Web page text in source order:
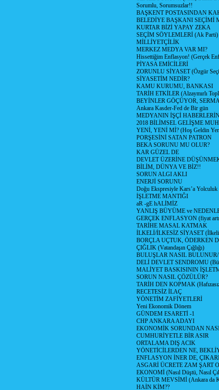
Sorumlu, Sorumsuzlar!!
BAŞKENT POSTASINDAN
BELEDİYE BAŞKANI SEÇİMİ
KURTAR BİZİ YAPAY ZEKA
SEÇİM SÖYLEMLERİ (Ak Parti)
MİLLİYETÇİLİK
MERKEZ MEDYA VAR MI?
Hissettiğim Enflasyon! (Gerçek
PİYASA EMİCİLERİ
ZORUNLU SİYASET (Özgür
SİYASETİM NEDİR?
KAMU KURUMU, BANKASI
TARİH ETKİLER (Alzaymırlı
BEYİNLER GÖÇÜYOR,
Ankara Kasder-Fed de Bir gün
MEDYANIN İŞÇİ
2018 BİLİMSEL GELİŞME
YENİ, YENİ Mİ? (Hoş Geldin
PORŞESİNİ SATAN PATRON
BEKA SORUNU MU OLUR?
KAR GÜZEL DE
DEVLET ÜZERİNE
BİLİM, DÜNYA VE BİZ!!
SORUN ALGI AKLI
ENERJİ SORUNU
Doğu Ekspresiyle Kars’a Yolculuk
İŞLETME MANTIĞI
aR -gE hALİMİZ
YANLIŞ BÜYÜME ve
GERÇEK ENFLASYON (fiyat
TARİHE MASAL KATMAK
İLKELİ/İLKESİZ SİYASET
BORÇLA UÇTUK, ÖDERKEN
ÇIĞLIK (Vatandaşın Çığlığı)
BULUŞLAR NASIL
DELİ DEVLET SENDROMU
MALİYET BASKISININ
SORUN NASIL ÇÖZÜLÜR?
TARİH DEN KOPMAK
RECETESİZ İLAÇ
YÖNETİM ZAFİYETLERİ
Yeni Ekonomik Dönem
GÜNDEM ESARETİ -1
CHP ANKARA ADAYI
EKONOMİK SORUNDAN
CUMHURİYETLE BİR ASIR
ORTALAMA DIŞ ACIK
YÖNETİCİLERDEN NE,
ENFLASYON İNER DE,
ASGARİ ÜCRETE ZAM ŞART
EKONOMİ (Nasıl Düştü, Nasıl
KÜLTÜR MEVSİMİ (Ankara da
HAİN KİM??